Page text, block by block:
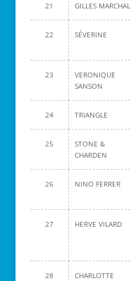
21 GILLES MARCHAL
22 SÉVERINE
23
VERONIQUE
SANSON
24 TRIANGLE
25
STONE &
CHARDEN
26 NINO FERRER
27 HERVE VILARD
28
CHARLOTTE